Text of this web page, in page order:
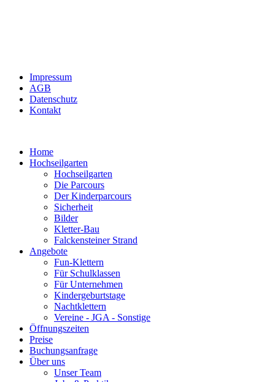
Impressum
AGB
Datenschutz
Kontakt
Home
Hochseilgarten
Hochseilgarten
Die Parcours
Der Kinderparcours
Sicherheit
Bilder
Kletter-Bau
Falckensteiner Strand
Angebote
Fun-Klettern
Für Schulklassen
Für Unternehmen
Kindergeburtstage
Nachtklettern
Vereine - JGA - Sonstige
Öffnungszeiten
Preise
Buchungsanfrage
Über uns
Unser Team